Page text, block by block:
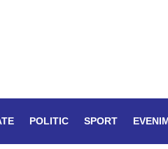
POLITIC SPORT